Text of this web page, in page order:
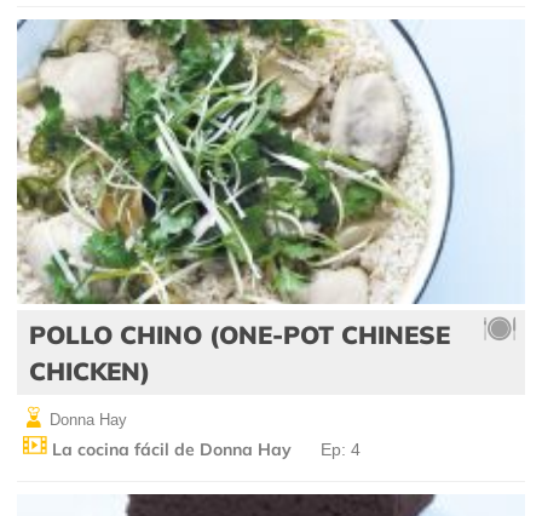
POLLO CHINO (ONE-POT CHINESE
CHICKEN)
Donna Hay
La cocina fácil de Donna Hay Ep: 4